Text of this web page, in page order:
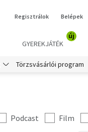
Regisztrálok Belépek
GYEREKJÁTÉK
új
Törzsvásárlói program
Podcast Film